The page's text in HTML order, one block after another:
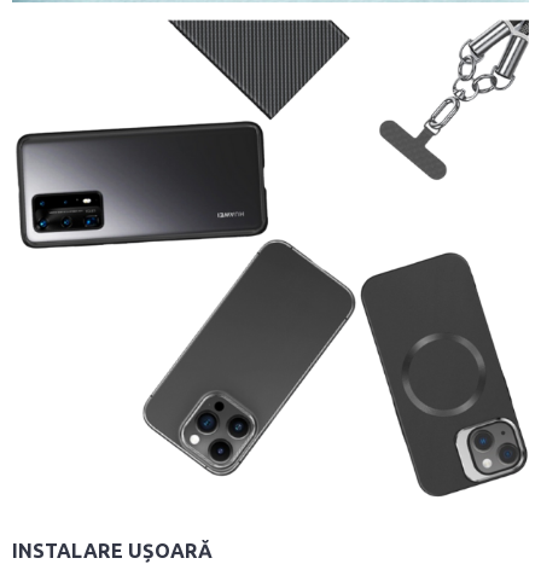
INSTALARE UȘOARĂ